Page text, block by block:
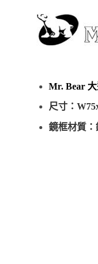
Mr. Bear
尺寸：
鏡框材質：